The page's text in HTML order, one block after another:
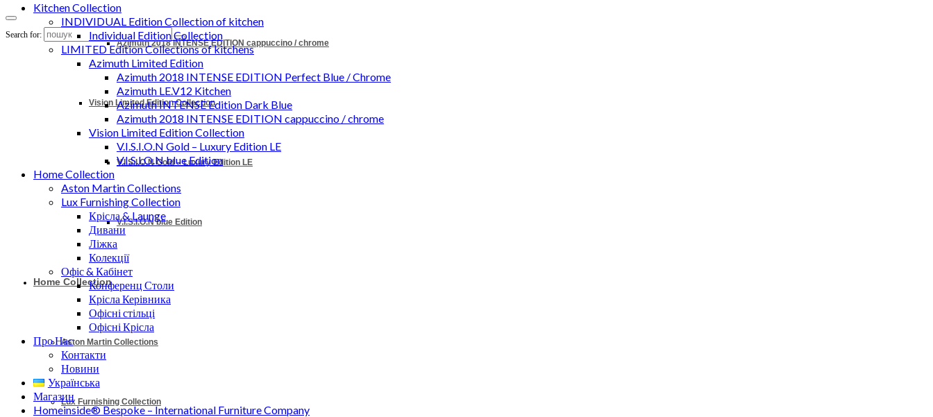
Azimuth 2018 INTENSE EDITION cappuccino / chrome
Vision Limited Edition Collection
V.I.S.I.O.N Gold – Luxury Edition LE
V.I.S.I.O.N blue Edition
Home Collection
Aston Martin Collections
Lux Furnishing Collection
Search for:
Kitchen Collection
INDIVIDUAL Edition Collection of kitchen
Individual Edition Collection
LIMITED Edition Collections of kitchens
Azimuth Limited Edition
Azimuth 2018 INTENSE EDITION Perfect Blue / Chrome
Azimuth LE.V12 Kitchen
Azimuth INTENSE Edition Dark Blue
Azimuth 2018 INTENSE EDITION cappuccino / chrome
Vision Limited Edition Collection
V.I.S.I.O.N Gold – Luxury Edition LE
V.I.S.I.O.N blue Edition
Home Collection
Aston Martin Collections
Lux Furnishing Collection
Крісла & Launge
Дивани
Ліжка
Колекції
Офіс & Кабінет
Конференц Столи
Крісла Керівника
Офісні стільці
Офісні Крісла
Про Нас
Контакти
Новини
Українська
Магазин
Homeinside® Bespoke – International Furniture Company